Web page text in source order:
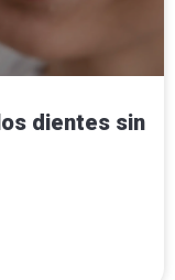
dientes sin